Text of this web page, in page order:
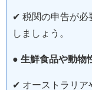
✔ 税関の申告が必
しましょう。
● 生鮮食品や動物
✔ オーストラリア